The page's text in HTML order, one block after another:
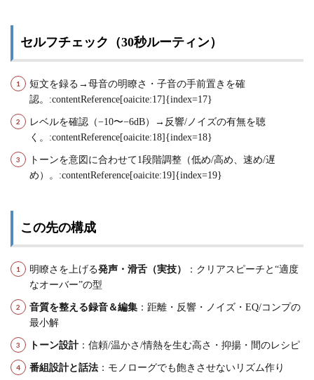
セルフチェック（30秒ルーティン）
短文を録る→母音の明瞭さ・子音の手前置きを確
認。:contentReference[oaicite:17]{index=17}
レベルを確認（−10〜−6dB）→反響/ノイズの有無を聴
く。:contentReference[oaicite:18]{index=18}
トーンを意図に合わせて1段階調整（低め/高め、速め/遅
め）。:contentReference[oaicite:19]{index=19}
この先の構成
明瞭さを上げる発声・滑舌（実技）
：クリアスピーチと“適度
なオーバー”の型
音質を整える録音＆編集 ：距離・反響・ノイズ・EQ/コンプの
最小解
トーン設計：信頼/温かさ/情熱を生む高さ・抑揚・間のレシピ
番組設計と話法 ：モノローグでも飽きさせないリズム作り